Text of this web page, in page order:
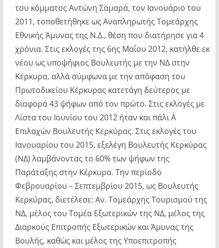
του κόμματος Αντώνη Σαμαρά, τον Ιανουάριο του
2011, τοποθετήθηκε ως Αναπληρωτής Τομεάρχης
Εθνικής Άμυνας της Ν.Δ., θέση που διατήρησε για 4
χρόνια. Στις εκλογές της 6ης Μαΐου 2012, κατήλθε εκ
νέου ως υποψήφιος Βουλευτής με την ΝΔ στην
Κέρκυρα, αλλά σύμφωνα με την απόφαση του
Πρωτοδικείου Κέρκυρας κατετάγη δεύτερος με
διαφορά 43 ψήφων από τον πρώτο. Στις εκλογές με
Λίστα του Ιουνίου του 2012 ήταν και πάλι Α΄
Επιλαχών Βουλευτής Κερκύρας. Στις εκλογές του
Ιανουαρίου του 2015, εξελέγη Βουλευτής Κερκύρας
(ΝΔ) λαμβάνοντας το 60% των ψήφων της
Παράταξης στην Κέρκυρα. Την περίοδο
Φεβρουαρίου – Σεπτεμβρίου 2015, ως Βουλευτής
Κερκύρας, διετέλεσε: Αν. Τομεάρχης Τουρισμού της
ΝΔ, μέλος του Τομέα Εξωτερικών της ΝΔ, μέλος της
Διαρκούς Επιτροπής Εξωτερικών και Άμυνας της
Βουλής, καθώς και μέλος της Υποεπιτροπής